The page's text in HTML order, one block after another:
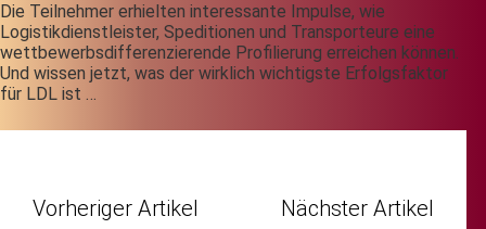
Die Teilnehmer erhielten interessante Impulse, wie
Logistikdienstleister, Speditionen und Transporteure eine
wettbewerbsdifferenzierende Profilierung erreichen können.
Und wissen jetzt, was der wirklich wichtigste Erfolgsfaktor
für LDL ist …
Vorheriger Artikel Nächster Artikel